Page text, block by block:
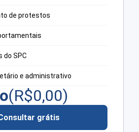
de protestos
do SPC
e administrativo
(R$0,00)
grátis